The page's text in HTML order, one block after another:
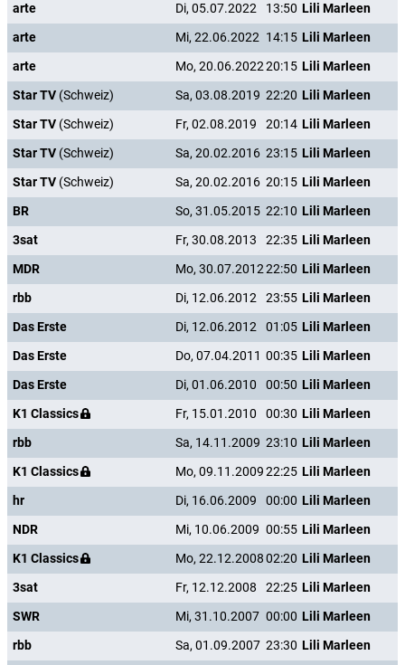
arte
Di, 05.07.2022 13:50 Lili Marleen
arte
Mi, 22.06.2022 14:15 Lili Marleen
arte
Mo, 20.06.202220:15 Lili Marleen
Star TV (Schweiz) Sa, 03.08.2019 22:20 Lili Marleen
Star TV (Schweiz) Fr, 02.08.2019 20:14 Lili Marleen
Star TV (Schweiz) Sa, 20.02.2016 23:15 Lili Marleen
Star TV (Schweiz) Sa, 20.02.2016 20:15 Lili Marleen
BR
So, 31.05.2015 22:10 Lili Marleen
3sat
Fr, 30.08.2013 22:35 Lili Marleen
MDR
Mo, 30.07.201222:50 Lili Marleen
rbb
Di, 12.06.2012 23:55 Lili Marleen
Das Erste
Di, 12.06.2012 01:05 Lili Marleen
Das Erste
Do, 07.04.2011 00:35 Lili Marleen
Das Erste
Di, 01.06.2010 00:50 Lili Marleen
K1 Classics
Fr, 15.01.2010 00:30 Lili Marleen
rbb
Sa, 14.11.2009 23:10 Lili Marleen
K1 Classics
Mo, 09.11.200922:25 Lili Marleen
hr
Di, 16.06.2009 00:00 Lili Marleen
NDR
Mi, 10.06.2009 00:55 Lili Marleen
K1 Classics
Mo, 22.12.200802:20 Lili Marleen
3sat
Fr, 12.12.2008 22:25 Lili Marleen
SWR
Mi, 31.10.2007 00:00 Lili Marleen
rbb
Sa, 01.09.2007 23:30 Lili Marleen